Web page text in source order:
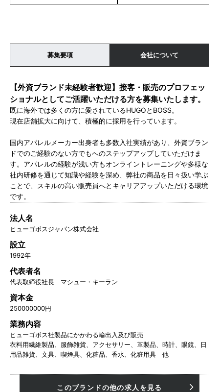
募集要項 会社について
【外資ブランド未経験者歓迎】接客・販売のプロフェッ
ショナルとしてご活躍いただける方を募集いたします。
既に海外では多くの方に愛されているHUGOとBOSS。
現在店舗拡大に向けて、積極的に採用を行っています。
国内アパレルメーカー出身者も多数入社実績があり、外資ブラン
ドでのご経験のない方でもへのステップアップしていただけま
す。アパレルの経験が浅い方もオンライントレーニングや多様な
社内研修を通じて知識や経験を深め、弊社の商品を日々扱い学ぶ
ことで、スキルの高い販売員へとキャリアアップいただける環境
です。
法人名
ヒューゴボスジャパン株式会社
設立
1992年
代表者名
代表取締役社長 マシュー・キーラン
資本金
250000000円
業務内容
ヒューゴボス社製品にかかわる輸出入及び販売
衣料用繊維製品、服飾雑貨、アクセサリー、革製品、時計、眼鏡、日
用品雑貨、文具、喫煙具、化粧品、香水、化粧用具 他
このブランドの他の求人を見る